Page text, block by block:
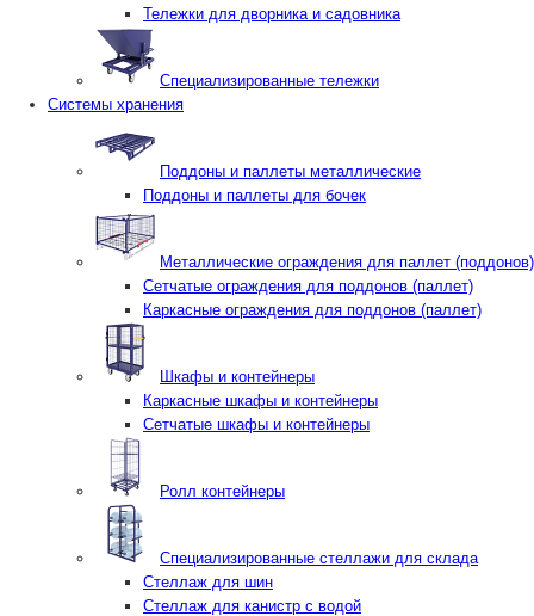
Тележки для дворника и садовника
Специализированные тележки
Системы хранения
Поддоны и паллеты металлические
Поддоны и паллеты для бочек
Металлические ограждения для паллет (поддонов)
Сетчатые ограждения для поддонов (паллет)
Каркасные ограждения для поддонов (паллет)
Шкафы и контейнеры
Каркасные шкафы и контейнеры
Сетчатые шкафы и контейнеры
Ролл контейнеры
Специализированные стеллажи для склада
Стеллаж для шин
Стеллаж для канистр с водой